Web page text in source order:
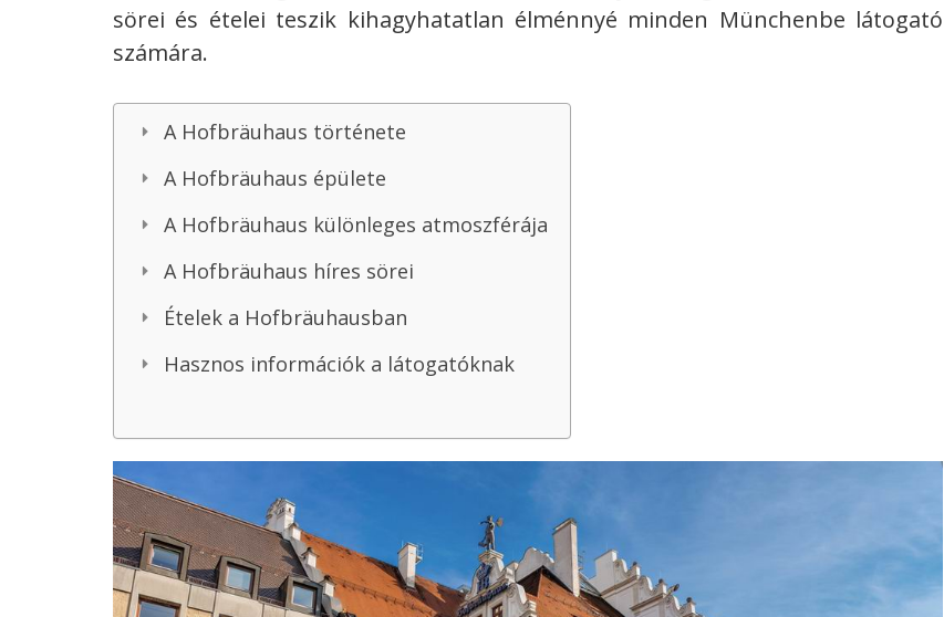
sörei és ételei teszik kihagyhatatlan élménnyé minden Münchenbe látogató
számára.
A Hofbräuhaus története
A Hofbräuhaus épülete
A Hofbräuhaus különleges atmoszférája
A Hofbräuhaus híres sörei
Ételek a Hofbräuhausban
Hasznos információk a látogatóknak